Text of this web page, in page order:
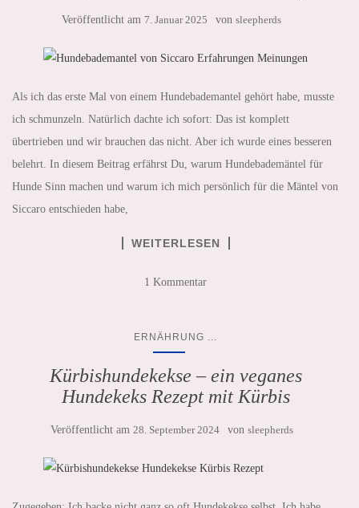
Veröffentlicht am 7. Januar 2025 von sleepherds
Als ich das erste Mal von einem Hundebademantel gehört habe, musste
ich schmunzeln. Natürlich dachte ich sofort: Das ist komplett
übertrieben und wir brauchen das nicht. Aber ich wurde eines besseren
belehrt. In diesem Beitrag erfährst Du, warum Hundebademäntel für
Hunde Sinn machen und warum ich mich persönlich für die Mäntel von
Siccaro entschieden habe,
WEITERLESEN
1 Kommentar
ERNÄHRUNG ...
Kürbishundekekse – ein veganes
Hundekeks Rezept mit Kürbis
Veröffentlicht am 28. September 2024 von sleepherds